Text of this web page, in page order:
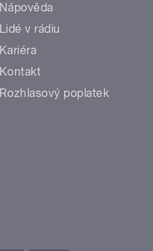
Nápověda
Lidé v rádiu
Kariéra
Kontakt
Rozhlasový poplatek